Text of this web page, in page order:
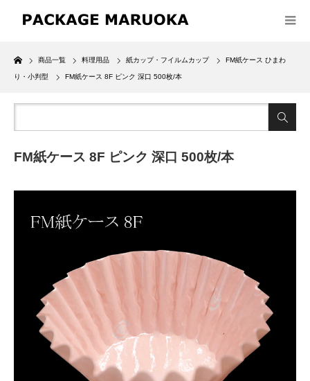
Home
商品一覧 料理用品 紙カップ・フイルムカップ FM紙ケース ひまわ
り・小判型 FM紙ケース 8F ピンク 深口 500枚/本
FM紙ケース 8F ピンク 深口 500枚/本